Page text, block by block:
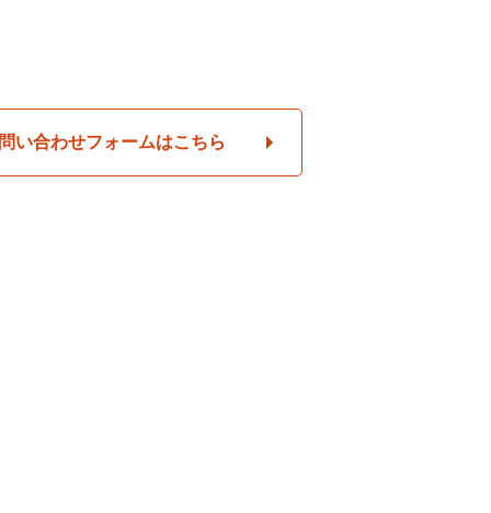
い合わせフォームはこちら